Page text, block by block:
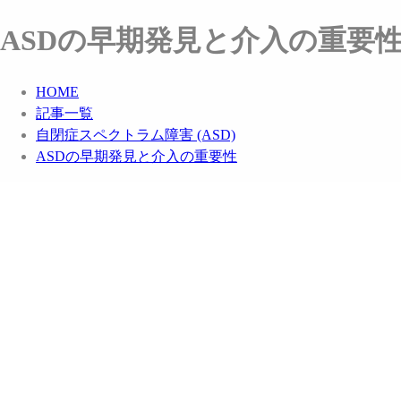
ASDの早期発見と介入の重要
HOME
記事一覧
自閉症スペクトラム障害 (ASD)
ASDの早期発見と介入の重要性